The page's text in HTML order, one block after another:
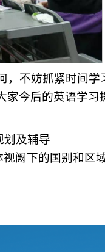
不妨抓紧时间学
今后的英语学习
及辅导
阙下的国别和区